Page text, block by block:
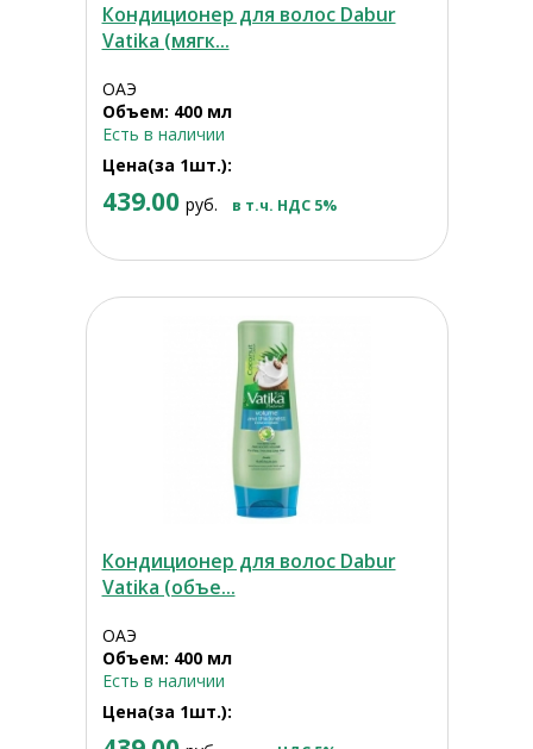
Кондиционер для волос Dabur
Vatika (мягк...
ОАЭ
Объем: 400 мл
Есть в наличии
Цена(за 1шт.):
439.00 руб. в т.ч. НДС 5%
Кондиционер для волос Dabur
Vatika (объе...
ОАЭ
Объем: 400 мл
Есть в наличии
Цена(за 1шт.):